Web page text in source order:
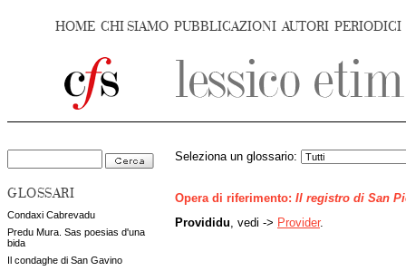
HOME CHI SIAMO PUBBLICAZIONI AUTORI PERIODICI
GLOSSARI
Condaxi Cabrevadu
Predu Mura. Sas poesias d'una
bida
Il condaghe di San Gavino
Seleziona un glossario:
Opera di riferimento: Il registro di San
Provididu , vedi -> Provider.